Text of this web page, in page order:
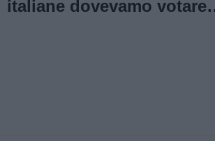
italiane dovevamo votare